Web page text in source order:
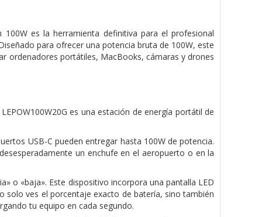
es la herramienta definitiva para el profesional
para ofrecer una potencia bruta de 100W, este
ordenadores portátiles, MacBooks, cámaras y drones
es una estación de energía portátil de
USB-C pueden entregar hasta 100W de potencia.
un enchufe en el aeropuerto o en la
o «baja». Este dispositivo incorpora una pantalla LED
solo ves el porcentaje exacto de batería, sino también
tu equipo en cada segundo.